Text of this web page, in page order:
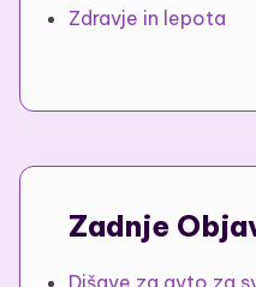
Zdravje in lepota
Zadnje